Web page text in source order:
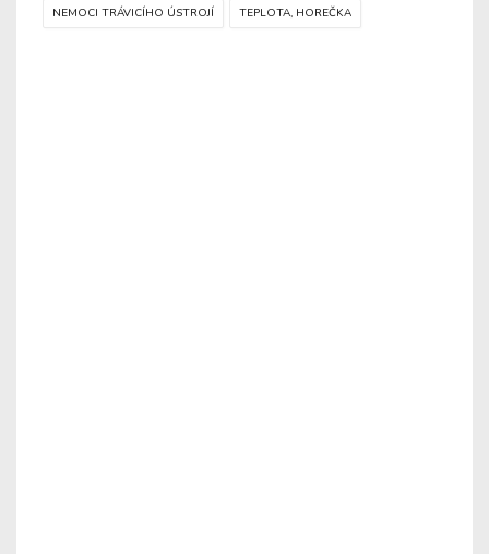
NEMOCI TRÁVICÍHO ÚSTROJÍ TEPLOTA, HOREČKA